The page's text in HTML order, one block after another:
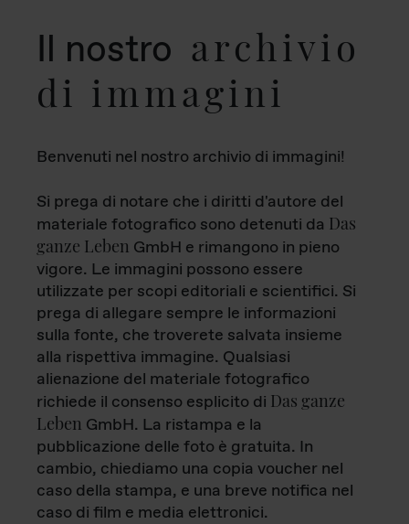
Il nostro archivio
di immagini
Benvenuti nel nostro archivio di immagini!
Si prega di notare che i diritti d'autore del
materiale fotografico sono detenuti da Das
ganze Leben GmbH e rimangono in pieno
vigore. Le immagini possono essere
utilizzate per scopi editoriali e scientifici. Si
prega di allegare sempre le informazioni
sulla fonte, che troverete salvata insieme
alla rispettiva immagine. Qualsiasi
alienazione del materiale fotografico
richiede il consenso esplicito di Das ganze
Leben GmbH. La ristampa e la
pubblicazione delle foto è gratuita. In
cambio, chiediamo una copia voucher nel
caso della stampa, e una breve notifica nel
caso di film e media elettronici.